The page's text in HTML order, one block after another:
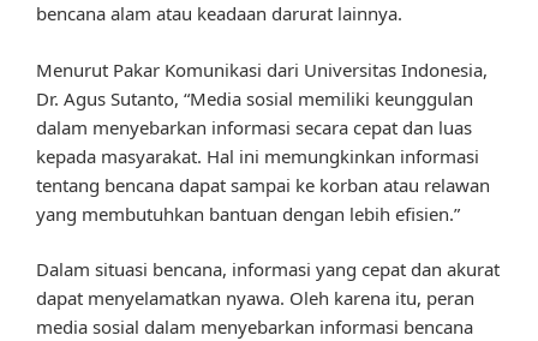
bencana alam atau keadaan darurat lainnya.
Menurut Pakar Komunikasi dari Universitas Indonesia,
Dr. Agus Sutanto, “Media sosial memiliki keunggulan
dalam menyebarkan informasi secara cepat dan luas
kepada masyarakat. Hal ini memungkinkan informasi
tentang bencana dapat sampai ke korban atau relawan
yang membutuhkan bantuan dengan lebih efisien.”
Dalam situasi bencana, informasi yang cepat dan akurat
dapat menyelamatkan nyawa. Oleh karena itu, peran
media sosial dalam menyebarkan informasi bencana